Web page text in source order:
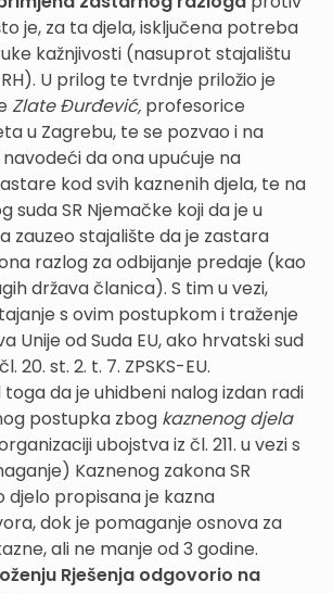
je, za ta djela, isključena potreba
kažnjivosti (nasuprot stajalištu
U prilog te tvrdnje priložio je
Zlate Đurđević, profesorice
u Zagrebu, te se pozvao i na
navodeći da ona upućuje na
kod svih kaznenih djela, te na
suda SR Njemačke koji da je u
zauzeo stajalište da je zastara
razlog za odbijanje predaje (kao
država članica). S tim u vezi,
s ovim postupkom i traženje
Unije od Suda EU, ako hrvatski sud
20. st. 2. t. 7. ZPSKS-EU.
toga da je uhidbeni nalog izdan radi
postupka zbog kaznenog djela
ubojstva iz čl. 211. u vezi s
Kaznenog zakona SR
djelo propisana je kazna
dok je pomaganje osnova za
ali ne manje od 3 godine.
Rješenja odgovorio na